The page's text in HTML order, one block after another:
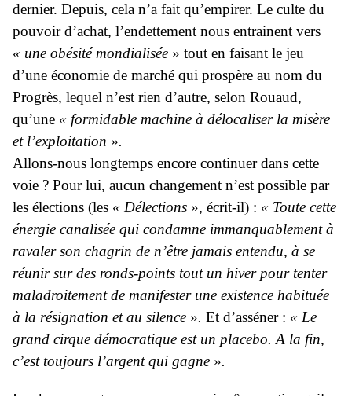
dernier. Depuis, cela n’a fait qu’empirer. Le culte du
pouvoir d’achat, l’endettement nous entrainent vers
« une obésité mondialisée » tout en faisant le jeu
d’une économie de marché qui prospère au nom du
Progrès, lequel n’est rien d’autre, selon Rouaud,
qu’une « formidable machine à délocaliser la misère
et l’exploitation ».
Allons-nous longtemps encore continuer dans cette
voie ? Pour lui, aucun changement n’est possible par
les élections (les « Délections », écrit-il) : « Toute cette
énergie canalisée qui condamne immanquablement à
ravaler son chagrin de n’être jamais entendu, à se
réunir sur des ronds-points tout un hiver pour tenter
maladroitement de manifester une existence habituée
à la résignation et au silence ». Et d’asséner : « Le
grand cirque démocratique est un placebo. A la fin,
c’est toujours l’argent qui gagne ».